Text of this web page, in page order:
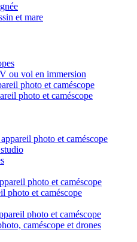
et mare
ou vol en immersion
photo et caméscope
photo et caméscope
photo et caméscope
photo et caméscope
photo et caméscope
photo et caméscope
caméscope et drones